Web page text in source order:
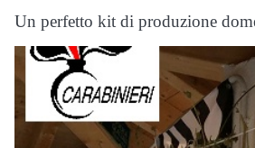
Un perfetto kit di produzione